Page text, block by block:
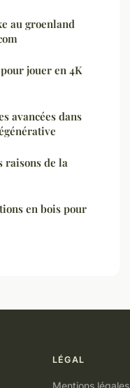
au groenland
jouer en 4K
avancées dans
raisons de la
en bois pour
LÉGAL
Mentions légales